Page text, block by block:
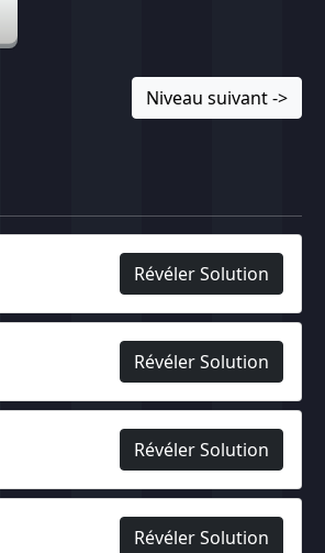
Niveau suivant ->
Révéler Solution
Révéler Solution
Révéler Solution
Révéler Solution